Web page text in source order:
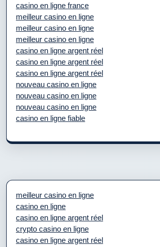
casino en ligne france
meilleur casino en ligne
meilleur casino en ligne
meilleur casino en ligne
casino en ligne argent réel
casino en ligne argent réel
casino en ligne argent réel
nouveau casino en ligne
nouveau casino en ligne
nouveau casino en ligne
casino en ligne fiable
meilleur casino en ligne
casino en ligne
casino en ligne argent réel
crypto casino en ligne
casino en ligne argent réel